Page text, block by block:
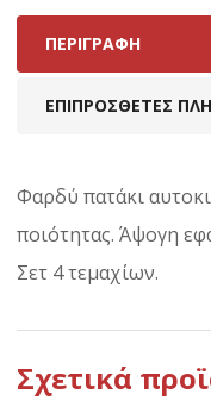
ΠΕΡΙΓΡΑΦΉ
ΕΠΙΠΡΌΣΘΕΤΕΣ
Φαρδύ πατάκι
ποιότητας. Άψογη
Σετ 4 τεμαχίων.
Σχετικά